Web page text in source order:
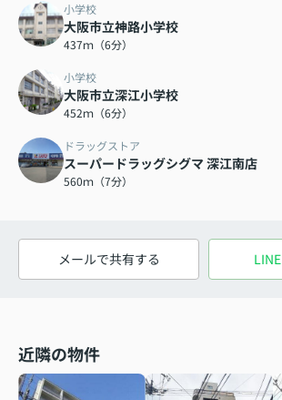
小学校
大阪市立神路小学校
437ｍ（6分）
小学校
大阪市立深江小学校
452ｍ（6分）
ドラッグストア
スーパードラッグシグマ 深江南店
560ｍ（7分）
メールで共有する
近隣の物件